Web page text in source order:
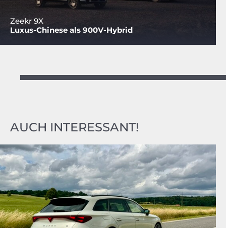
Zeekr 9X
Luxus-Chinese als 900V-Hybrid
AUCH INTERESSANT!